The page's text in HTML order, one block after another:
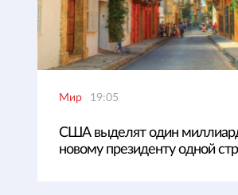
Мир 19:05
США выделят один
новому президенту одной